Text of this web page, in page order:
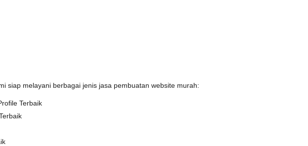
siap melayani berbagai jenis jasa pembuatan website murah:
Terbaik